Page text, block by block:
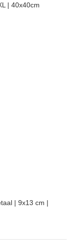
| 40x40cm
| 9x13 cm |